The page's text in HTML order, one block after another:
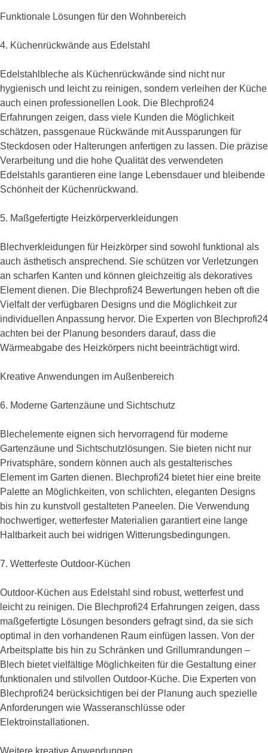
Funktionale Lösungen für den Wohnbereich
4. Küchenrückwände aus Edelstahl
Edelstahlbleche als Küchenrückwände sind nicht nur
hygienisch und leicht zu reinigen, sondern verleihen der Küche
auch einen professionellen Look. Die Blechprofi24
Erfahrungen zeigen, dass viele Kunden die Möglichkeit
schätzen, passgenaue Rückwände mit Aussparungen für
Steckdosen oder Halterungen anfertigen zu lassen. Die präzise
Verarbeitung und die hohe Qualität des verwendeten
Edelstahls garantieren eine lange Lebensdauer und bleibende
Schönheit der Küchenrückwand.
5. Maßgefertigte Heizkörperverkleidungen
Blechverkleidungen für Heizkörper sind sowohl funktional als
auch ästhetisch ansprechend. Sie schützen vor Verletzungen
an scharfen Kanten und können gleichzeitig als dekoratives
Element dienen. Die Blechprofi24 Bewertungen heben oft die
Vielfalt der verfügbaren Designs und die Möglichkeit zur
individuellen Anpassung hervor. Die Experten von Blechprofi24
achten bei der Planung besonders darauf, dass die
Wärmeabgabe des Heizkörpers nicht beeinträchtigt wird.
Kreative Anwendungen im Außenbereich
6. Moderne Gartenzäune und Sichtschutz
Blechelemente eignen sich hervorragend für moderne
Gartenzäune und Sichtschutzlösungen. Sie bieten nicht nur
Privatsphäre, sondern können auch als gestalterisches
Element im Garten dienen. Blechprofi24 bietet hier eine breite
Palette an Möglichkeiten, von schlichten, eleganten Designs
bis hin zu kunstvoll gestalteten Paneelen. Die Verwendung
hochwertiger, wetterfester Materialien garantiert eine lange
Haltbarkeit auch bei widrigen Witterungsbedingungen.
7. Wetterfeste Outdoor-Küchen
Outdoor-Küchen aus Edelstahl sind robust, wetterfest und
leicht zu reinigen. Die Blechprofi24 Erfahrungen zeigen, dass
maßgefertigte Lösungen besonders gefragt sind, da sie sich
optimal in den vorhandenen Raum einfügen lassen. Von der
Arbeitsplatte bis hin zu Schränken und Grillumrandungen –
Blech bietet vielfältige Möglichkeiten für die Gestaltung einer
funktionalen und stilvollen Outdoor-Küche. Die Experten von
Blechprofi24 berücksichtigen bei der Planung auch spezielle
Anforderungen wie Wasseranschlüsse oder
Elektroinstallationen.